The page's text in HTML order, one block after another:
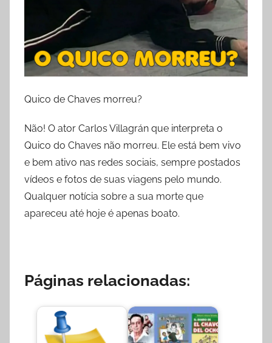
Quico de Chaves morreu?
Não! O ator Carlos Villagrán que interpreta o
Quico do Chaves não morreu. Ele está bem vivo
e bem ativo nas redes sociais, sempre postados
vídeos e fotos de suas viagens pelo mundo.
Qualquer notícia sobre a sua morte que
apareceu até hoje é apenas boato.
Páginas relacionadas: